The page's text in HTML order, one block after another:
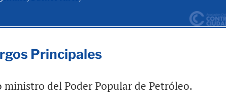
Principales
ministro del Poder Popular de Petróleo.